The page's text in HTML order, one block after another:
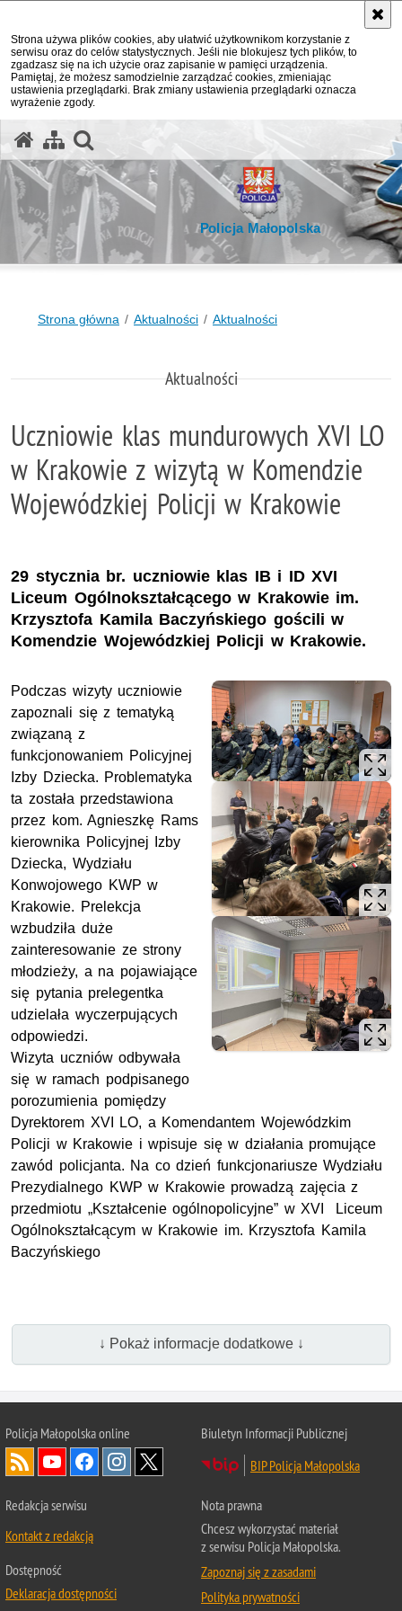
Strona używa plików cookies, aby ułatwić użytkownikom korzystanie z
serwisu oraz do celów statystycznych. Jeśli nie blokujesz tych plików, to
zgadzasz się na ich użycie oraz zapisanie w pamięci urządzenia.
Pamiętaj, że możesz samodzielnie zarządzać cookies, zmieniając
ustawienia przeglądarki. Brak zmiany ustawienia przeglądarki oznacza
wyrażenie zgody.
Policja Małopolska
Strona główna Aktualności Aktualności
Aktualności
Uczniowie klas mundurowych XVI LO
w Krakowie z wizytą w Komendzie
Wojewódzkiej Policji w Krakowie
29 stycznia br. uczniowie klas IB i ID XVI
Liceum Ogólnokształcącego w Krakowie im.
Krzysztofa Kamila Baczyńskiego gościli w
Komendzie Wojewódzkiej Policji w Krakowie.
Podczas wizyty uczniowie
zapoznali się z tematyką
związaną z
funkcjonowaniem Policyjnej
Izby Dziecka. Problematyka
ta została przedstawiona
przez kom. Agnieszkę Rams
kierownika Policyjnej Izby
Dziecka, Wydziału
Konwojowego KWP w
Krakowie. Prelekcja
wzbudziła duże
zainteresowanie ze strony
młodzieży, a na pojawiające
się pytania prelegentka
udzielała wyczerpujących
odpowiedzi.
Wizyta uczniów odbywała
się w ramach podpisanego
porozumienia pomiędzy
Dyrektorem XVI LO, a Komendantem Wojewódzkim
Policji w Krakowie i wpisuje się w działania promujące
zawód policjanta. Na co dzień funkcjonariusze Wydziału
Prezydialnego KWP w Krakowie prowadzą zajęcia z
przedmiotu „Kształcenie ogólnopolicyjne” w XVI Liceum
Ogólnokształcącym w Krakowie im. Krzysztofa Kamila
Baczyńskiego
↓ Pokaż informacje dodatkowe ↓
Policja Małopolska online
Biuletyn Informacji Publicznej
BIP Policja Małopolska
Redakcja serwisu
Kontakt z redakcją
Dostępność
Deklaracja dostępności
Nota prawna
Chcesz wykorzystać materiał
z serwisu Policja Małopolska.
Zapoznaj się z zasadami
Polityka prywatności